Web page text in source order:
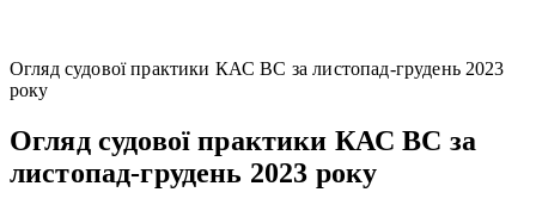
Огляд судової практики КАС ВС за листопад-грудень 2023
року
Огляд судової практики КАС ВС за
листопад-грудень 2023 року